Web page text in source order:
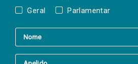
Geral Parlamentar